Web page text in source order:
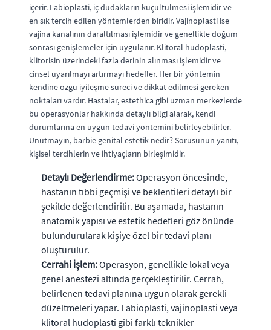
içerir. Labioplasti, iç dudakların küçültülmesi işlemidir ve
en sık tercih edilen yöntemlerden biridir. Vajinoplasti ise
vajina kanalının daraltılması işlemidir ve genellikle doğum
sonrası genişlemeler için uygulanır. Klitoral hudoplasti,
klitorisin üzerindeki fazla derinin alınması işlemidir ve
cinsel uyarılmayı artırmayı hedefler. Her bir yöntemin
kendine özgü iyileşme süreci ve dikkat edilmesi gereken
noktaları vardır. Hastalar, estethica gibi uzman merkezlerde
bu operasyonlar hakkında detaylı bilgi alarak, kendi
durumlarına en uygun tedavi yöntemini belirleyebilirler.
Unutmayın, barbie genital estetik nedir? Sorusunun yanıtı,
kişisel tercihlerin ve ihtiyaçların birleşimidir.
Detaylı Değerlendirme:Operasyon öncesinde,
hastanın tıbbi geçmişi ve beklentileri detaylı bir
şekilde değerlendirilir. Bu aşamada, hastanın
anatomik yapısı ve estetik hedefleri göz önünde
bulundurularak kişiye özel bir tedavi planı
oluşturulur.
Cerrahi İşlem:Operasyon, genellikle lokal veya
genel anestezi altında gerçekleştirilir. Cerrah,
belirlenen tedavi planına uygun olarak gerekli
düzeltmeleri yapar. Labioplasti, vajinoplasti veya
klitoral hudoplasti gibi farklı teknikler